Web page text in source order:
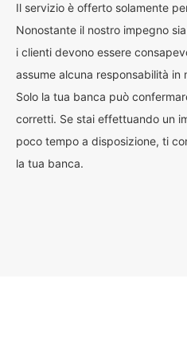
Il servizio è offerto solamente
Nonostante il nostro impegno
i clienti devono essere
assume alcuna responsabilità
Solo la tua banca può
corretti. Se stai effettuando un
poco tempo a disposizione, ti
la tua banca.